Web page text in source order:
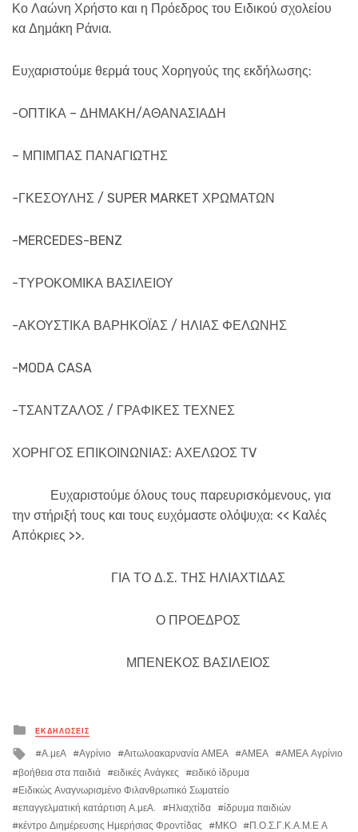
Κο Λαώνη Χρήστο και η Πρόεδρος του Ειδικού σχολείου
κα Δημάκη Ράνια.
Ευχαριστούμε θερμά τους Χορηγούς της εκδήλωσης:
-ΟΠΤΙΚΑ – ΔΗΜΑΚΗ/ΑΘΑΝΑΣΙΑΔΗ
– ΜΠΙΜΠΑΣ ΠΑΝΑΓΙΩΤΗΣ
-ΓΚΕΣΟΥΛΗΣ / SUPER MARKET ΧΡΩΜΑΤΩΝ
-MERCEDES-BENZ
-ΤΥΡΟΚΟΜΙΚΑ ΒΑΣΙΛΕΙΟΥ
-ΑΚΟΥΣΤΙΚΑ ΒΑΡΗΚΟΪΑΣ / ΗΛΙΑΣ ΦΕΛΩΝΗΣ
-MODA CASA
-ΤΣΑΝΤΖΑΛΟΣ / ΓΡΑΦΙΚΕΣ ΤΕΧΝΕΣ
ΧΟΡΗΓΟΣ ΕΠΙΚΟΙΝΩΝΙΑΣ: ΑΧΕΛΩΟΣ ΤV
Ευχαριστούμε όλους τους παρευρισκόμενους, για
την στήριξή τους και τους ευχόμαστε ολόψυχα: << Καλές
Απόκριες >>.
ΓΙΑ ΤΟ Δ.Σ. ΤΗΣ ΗΛΙΑΧΤΙΔΑΣ
Ο ΠΡΟΕΔΡΟΣ
ΜΠΕΝΕΚΟΣ ΒΑΣΙΛΕΙΟΣ
Posted
in
ΕΚΔΗΛΏΣΕΙΣ
Tagged
with
Α.μεΑ Αγρίνιο Αιτωλοακαρνανία ΑΜΕΑ ΑΜΕΑ
ΑΜΕΑ Αγρίνιο
βοήθεια στα παιδιά
ειδικές Ανάγκες
ειδικό ίδρυμα
Ειδικώς Αναγνωρισμένο Φιλανθρωπικό Σωματείο
επαγγελματική κατάρτιση Α.μεΑ.
Ηλιαχτίδα
ίδρυμα παιδιών
κέντρο Διημέρευσης Ημερήσιας Φροντίδας
ΜΚΟ Π.Ο.Σ.Γ.Κ.Α.Μ.Ε Α